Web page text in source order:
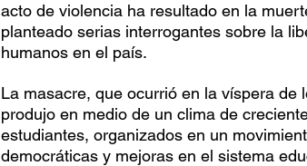
acto de violencia ha resultado en la
planteado serias interrogantes sobre la
humanos en el país.
La masacre, que ocurrió en la víspera de
produjo en medio de un clima de
estudiantes, organizados en un
democráticas y mejoras en el sistema